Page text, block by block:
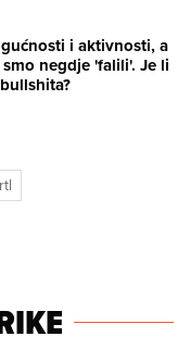
i aktivnosti, a
negdje 'falili'. Je li
rtl